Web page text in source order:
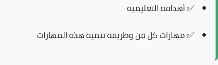
✅أهدافهالتعليمية
✅مهارات كل فنوطريقة تنمية هذه المهارات